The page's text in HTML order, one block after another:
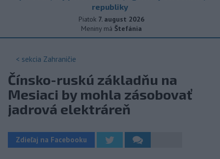
republiky
Piatok 7. august 2026
Meniny má Štefánia
< sekcia Zahraničie
Čínsko-ruskú základňu na
Mesiaci by mohla zásobovať
jadrová elektráreň
Zdieľaj na Facebooku